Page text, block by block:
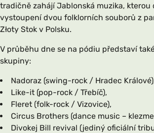
tradičně zahájí Jablonská muzika,
vystoupení dvou folklorních souborů z
Złoty Stok v Polsku.
V průběhu dne se na pódiu představí
skupiny:
Nadoraz (swing-rock / Hradec
Like-it (pop-rock / Třebíč),
Fleret (folk-rock / Vizovice),
Circus Brothers (dance music –
Divokej Bill revival (jediný oficiální